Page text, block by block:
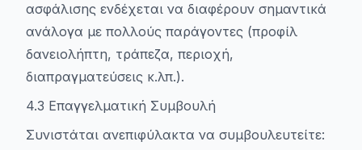
ασφάλισης ενδέχεται να διαφέρουν σημαντικά
ανάλογα με πολλούς παράγοντες (προφίλ
δανειολήπτη, τράπεζα, περιοχή,
διαπραγματεύσεις κ.λπ.).
4.3 Επαγγελματική Συμβουλή
Συνιστάται ανεπιφύλακτα να συμβουλευτείτε: